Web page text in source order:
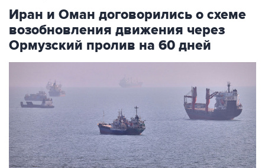
Иран и Оман договорились о схеме
возобновления движения через
Ормузский пролив на 60 дней